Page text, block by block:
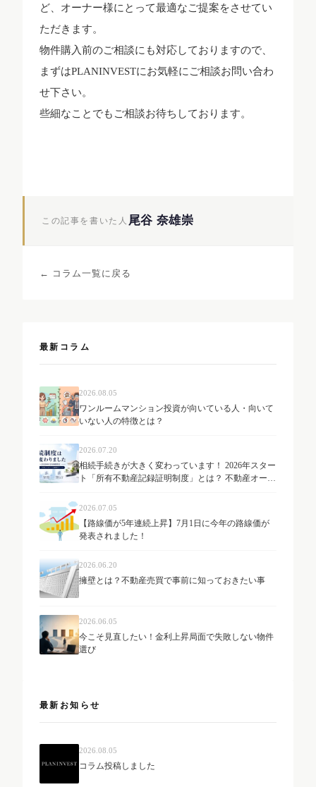
ど、オーナー様にとって最適なご提案をさせてい
ただきます。
物件購入前のご相談にも対応しておりますので、
まずはPLANINVESTにお気軽にご相談お問い合わ
せ下さい。
些細なことでもご相談お待ちしております。
この記事を書いた人 尾谷 奈雄崇
← コラム一覧に戻る
最新コラム
2026.08.05
ワンルームマンション投資が向いている人・向いて
いない人の特徴とは？
2026.07.20
相続手続きが大きく変わっています！ 2026年スター
ト「所有不動産記録証明制度」とは？ 不動産オーナ
2026.07.05
【路線価が5年連続上昇】7月1日に今年の路線価が
発表されました！
2026.06.20
擁壁とは？不動産売買で事前に知っておきたい事
2026.06.05
今こそ見直したい！金利上昇局面で失敗しない物件
選び
最新お知らせ
2026.08.05
コラム投稿しました